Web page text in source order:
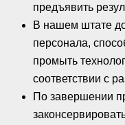
предъявить
В нашем штате
персонала,
промыть
соответствии с
По завершении